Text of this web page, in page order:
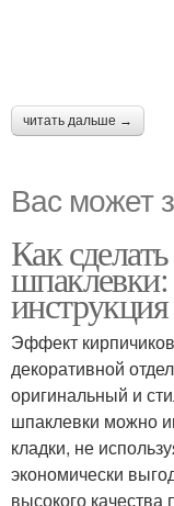
читать дальше →
Вас может
Как
инструкция
Эффект
декоративной
оригинальный и
шпаклевки можно
кладки, не
экономически
высокого качества